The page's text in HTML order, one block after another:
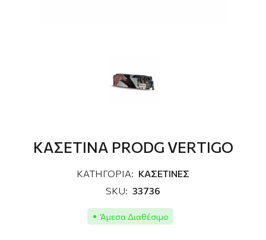
ΚΑΣΕΤΙΝΑ PRODG VERTIGO
ΚΑΤΗΓΟΡΙΑ: ΚΑΣΕΤΙΝΕΣ
SKU: 33736
Άμεσα Διαθέσιμο